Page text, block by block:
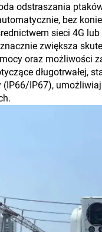
odstraszania
bez
sieci 4G
zwiększa
oraz możliwości
długotrwałej,
IP67),